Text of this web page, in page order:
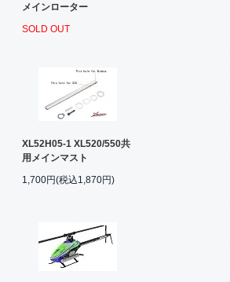
メインローター
SOLD OUT
XL52H05-1 XL520/550共
用メインマスト
1,700円(税込1,870円)